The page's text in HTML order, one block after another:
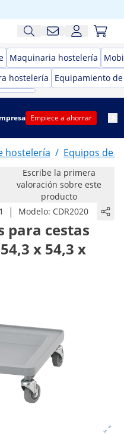
Maquinaria hostelería
hostelería
Equipamiento
Empiece a ahorrar
hostelería / Equipos de
Escribe la primera
valoración sobre este
producto
| Modelo: CDR2020
para cestas
x 54,3 x